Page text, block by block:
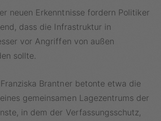
neuen Erkenntnisse fordern Politiker
dass die Infrastruktur in
vor Angriffen von außen
sollte.
Brantner betonte etwa die
gemeinsamen Lagezentrums der
in dem der Verfassungsschutz,